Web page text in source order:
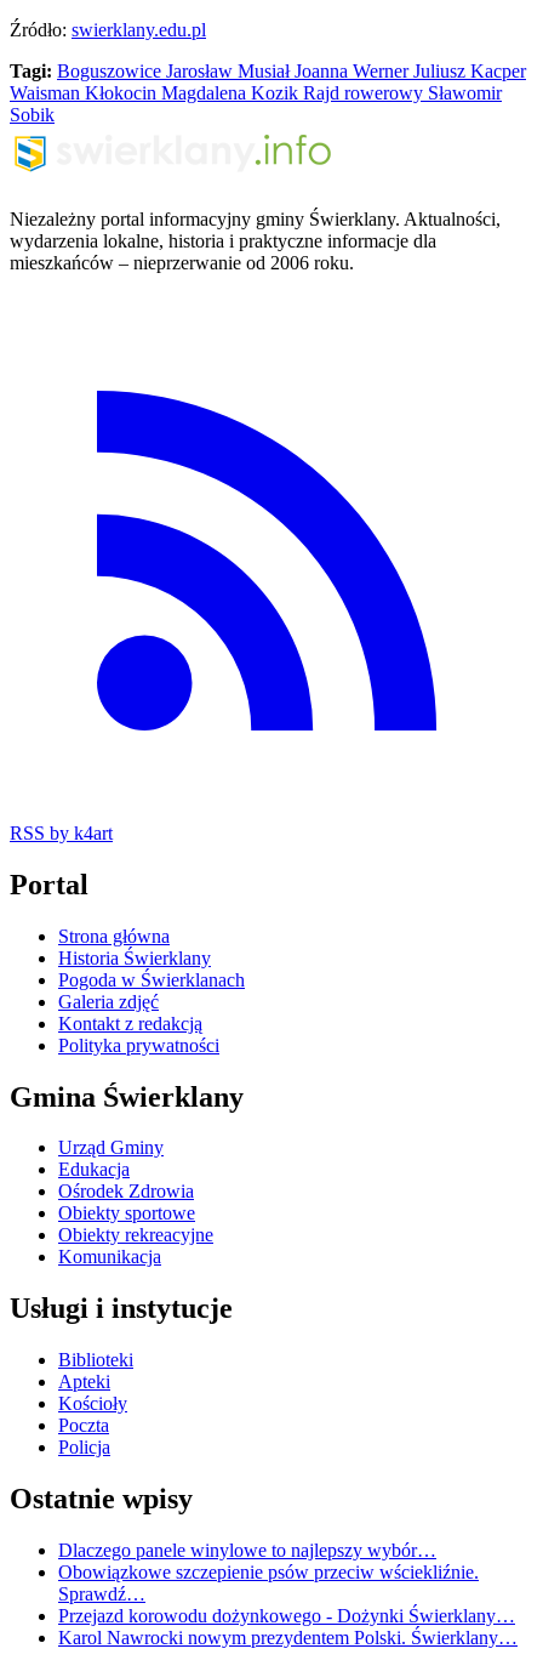
Źródło: swierklany.edu.pl
Tagi: Boguszowice Jarosław MusiałJoanna WernerJuliusz Kacper
Waisman Kłokocin Magdalena Kozik Rajd rowerowy Sławomir
Sobik
Niezależny portal informacyjny gminy Świerklany. Aktualności,
wydarzenia lokalne, historia i praktyczne informacje dla
mieszkańców – nieprzerwanie od 2006 roku.
RSS by k4art
Portal
Strona główna
Historia Świerklany
Pogoda w Świerklanach
Galeria zdjęć
Kontakt z redakcją
Polityka prywatności
Gmina Świerklany
Urząd Gminy
Edukacja
Ośrodek Zdrowia
Obiekty sportowe
Obiekty rekreacyjne
Komunikacja
Usługi i instytucje
Biblioteki
Apteki
Kościoły
Poczta
Policja
Ostatnie wpisy
Dlaczego panele winylowe to najlepszy wybór…
Obowiązkowe szczepienie psów przeciw wściekliźnie.
Sprawdź…
Przejazd korowodu dożynkowego - Dożynki Świerklany…
Karol Nawrocki nowym prezydentem Polski. Świerklany…